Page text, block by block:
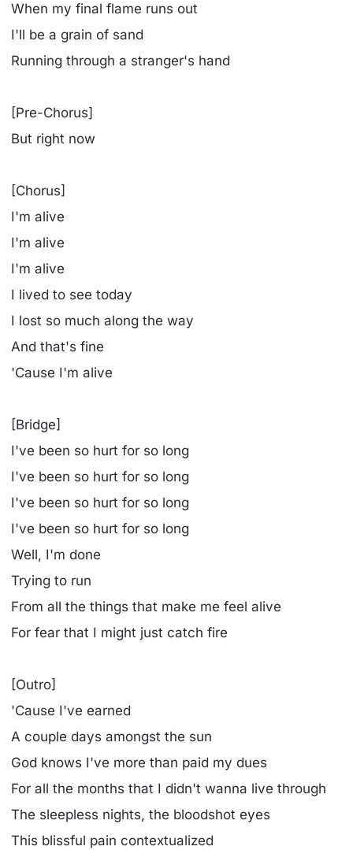
When my final flame runs out
I'll be a grain of sand
Running through a stranger's hand
[Pre-Chorus]
But right now
[Chorus]
I'm alive
I'm alive
I'm alive
I lived to see today
I lost so much along the way
And that's fine
'Cause I'm alive
[Bridge]
I've been so hurt for so long
I've been so hurt for so long
I've been so hurt for so long
I've been so hurt for so long
Well, I'm done
Trying to run
From all the things that make me feel alive
For fear that I might just catch fire
[Outro]
'Cause I've earned
A couple days amongst the sun
God knows I've more than paid my dues
For all the months that I didn't wanna live through
The sleepless nights, the bloodshot eyes
This blissful pain contextualized